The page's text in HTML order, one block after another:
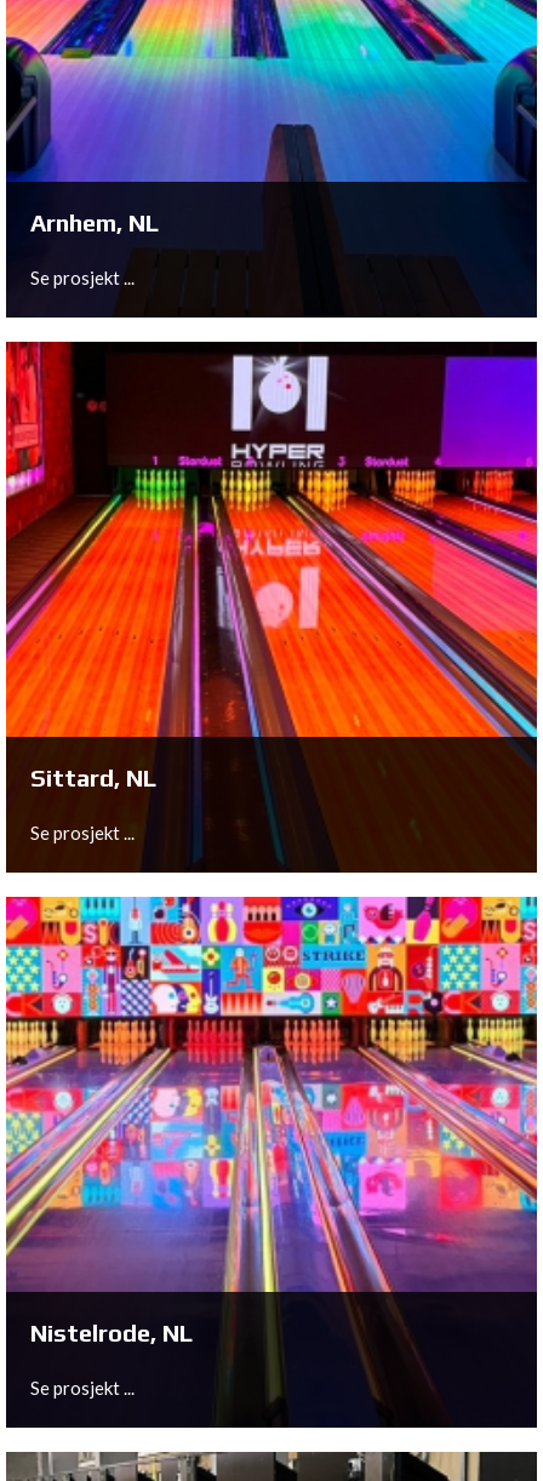
Arnhem, NL
Se prosjekt ...
Arnhem, NL
Se prosjekt ...
Sittard, NL
Se prosjekt ...
Sittard, NL
Se prosjekt ...
Nistelrode, NL
Se prosjekt ...